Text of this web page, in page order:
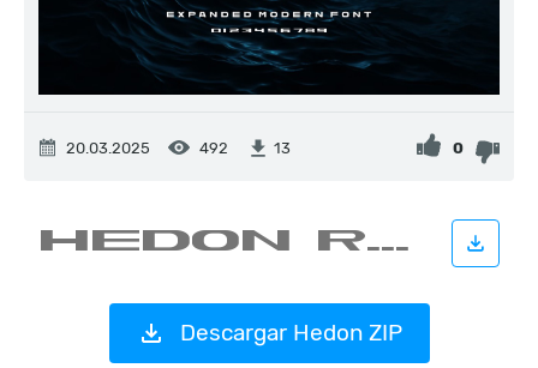
20.03.2025 492 13 0
Descargar Hedon ZIP